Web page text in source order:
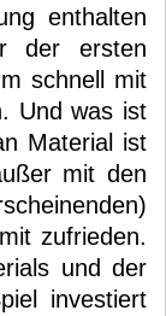
enthalten
der ersten
schnell mit
Und was ist
Material ist
mit den
zufrieden.
und der
investiert